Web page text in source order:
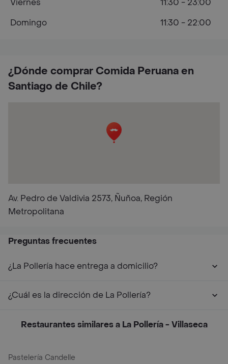
¿Dónde comprar Comida Peruana en
Santiago de Chile?
Av. Pedro de Valdivia 2573, Ñuñoa, Región
Metropolitana
Viernes
11:30 - 23:00
Domingo
11:30 - 22:00
Preguntas frecuentes
¿La Pollería hace entrega a domicilio?
¿Cuál es la dirección de La Pollería?
Restaurantes similares a La Pollería - Villaseca
Pastelería Candelle